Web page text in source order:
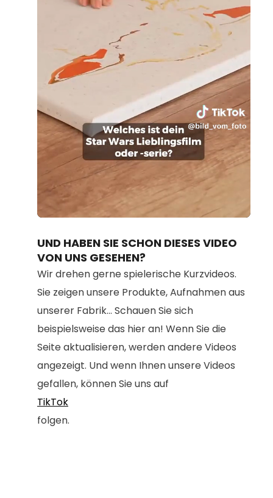
100.00%
UND HABEN SIE SCHON DIESES VIDEO
VON UNS GESEHEN?
Wir drehen gerne spielerische Kurzvideos.
Sie zeigen unsere Produkte, Aufnahmen aus
unserer Fabrik... Schauen Sie sich
beispielsweise das hier an! Wenn Sie die
Seite aktualisieren, werden andere Videos
angezeigt. Und wenn Ihnen unsere Videos
gefallen, können Sie uns auf
TikTok
folgen.